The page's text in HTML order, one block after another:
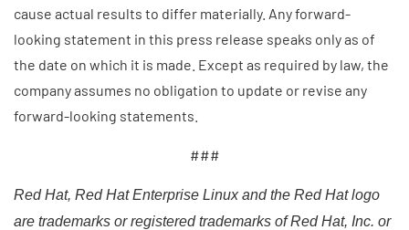
cause actual results to differ materially. Any forward-
looking statement in this press release speaks only as of
the date on which it is made. Except as required by law, the
company assumes no obligation to update or revise any
forward-looking statements.
###​
Red Hat, Red Hat Enterprise Linux and the Red Hat logo
are trademarks or registered trademarks of Red Hat, Inc. or